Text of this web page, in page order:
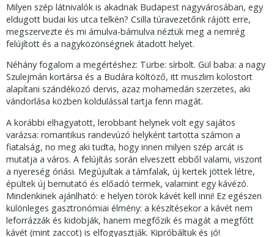
Milyen szép látnivalók is akadnak Budapest nagyvárosában, egy
eldugott budai kis utca telkén? Csilla túravezetőnk rájött erre,
megszervezte és mi ámulva-bámulva néztük meg a nemrég
felújított és a nagyközönségnek átadott helyet.
Néhány fogalom a megértéshez: Türbe: sírbolt. Gül baba: a nagy
Szulejmán kortársa és a Budára költöző, itt muszlim kolostort
alapítani szándékozó dervis, azaz mohamedán szerzetes, aki
vándorlása közben koldulással tartja fenn magát.
A korábbi elhagyatott, lerobbant helynek volt egy sajátos
varázsa: romantikus randevúzó helyként tartotta számon a
fiatalság, no meg aki tudta, hogy innen milyen szép arcát is
mutatja a város. A felújítás során elveszett ebből valami, viszont
a nyereség óriási. Megújultak a támfalak, új kertek jöttek létre,
épültek új bemutató és előadó termek, valamint egy kávézó.
Mindenkinek ajánlható: e helyen török kávét kell inni! Ez egészen
különleges gasztronómiai élmény: a készítésekor a kávét nem
leforrázzák és kidobják, hanem megfőzik és magát a megfőtt
kávét (mint zaccot) is elfogyasztják. Kipróbáltuk és jó!